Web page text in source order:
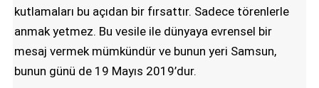
kutlamaları bu açıdan bir fırsattır. Sadece törenlerle
anmak yetmez. Bu vesile ile dünyaya evrensel bir
mesaj vermek mümkündür ve bunun yeri Samsun,
bunun günü de 19 Mayıs 2019’dur.